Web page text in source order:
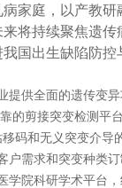
病家庭，以产教
将持续聚焦遗
国出生缺陷防控
提供全面的遗传变
的剪接突变检测平
码和无义突变介导
户需求和突变种类
学院科研学术平台